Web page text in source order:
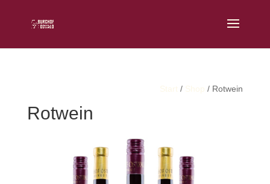
Start / Shop / Rotwein
Rotwein